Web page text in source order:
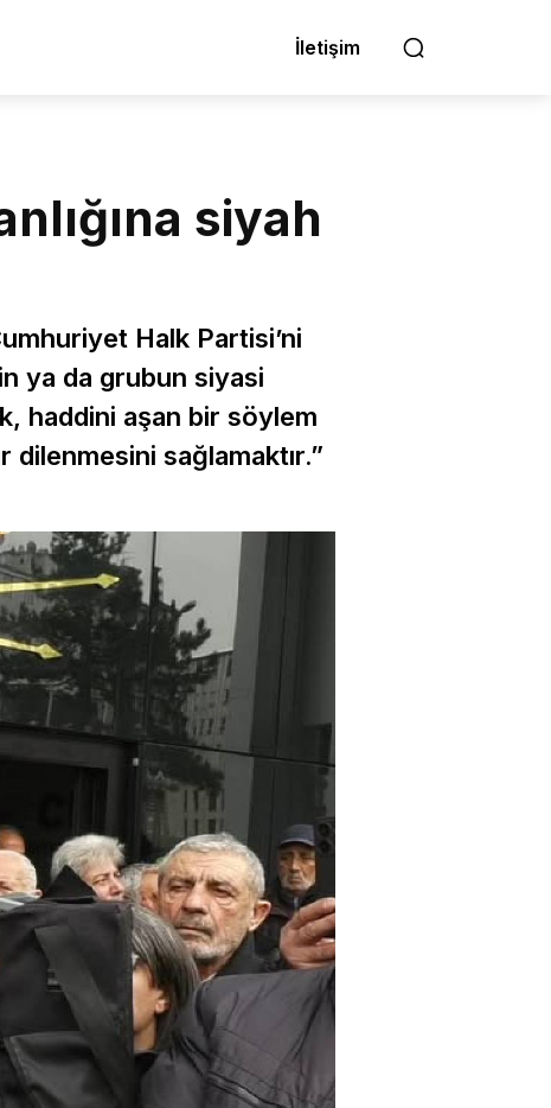
İletişim
siyah
Halk Partisi’ni
ya da grubun siyasi
haddini aşan bir söylem
sağlamaktır.”